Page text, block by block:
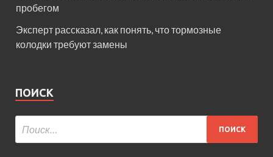
пробегом
Эксперт рассказал, как понять, что тормозные
колодки требуют замены
ПОИСК